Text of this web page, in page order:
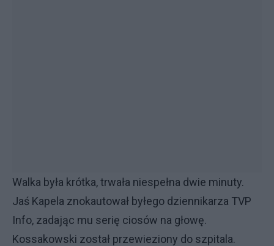
Walka była krótka, trwała niespełna dwie minuty.
Jaś Kapela znokautował byłego dziennikarza TVP
Info, zadając mu serię ciosów na głowę.
Kossakowski został przewieziony do szpitala.